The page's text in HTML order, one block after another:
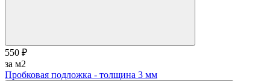
550 ₽
за м2
Пробковая подложка - толщина 3 мм